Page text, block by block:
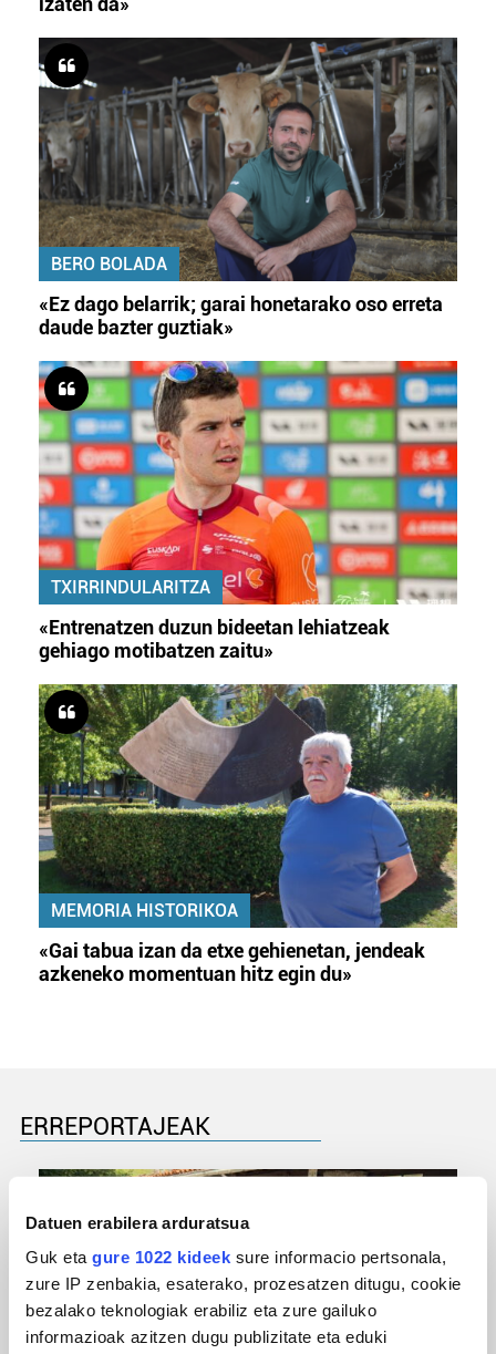
Datuen erabilera arduratsua
Guk eta gure 1022 kideek sure informacio pertsonala,
zure IP zenbakia, esaterako, prozesatzen ditugu, cookie
bezalako teknologiak erabiliz eta zure gailuko
informazioak azitzen dugu publizitate eta eduki
BERO BOLADA
«Ez dago belarrik; garai honetarako oso erreta
daude bazter guztiak»
TXIRRINDULARITZA
«Entrenatzen duzun bideetan lehiatzeak
gehiago motibatzen zaitu»
MEMORIA HISTORIKOA
«Gai tabua izan da etxe gehienetan, jendeak
azkeneko momentuan hitz egin du»
ERREPORTAJEAK